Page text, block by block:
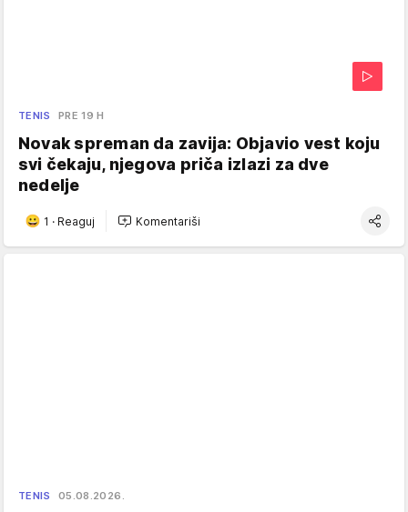
TENIS PRE 19 H
Novak spreman da zavija: Objavio vest koju
svi čekaju, njegova priča izlazi za dve
nedelje
1 · Reaguj Komentariši
TENIS 05.08.2026.